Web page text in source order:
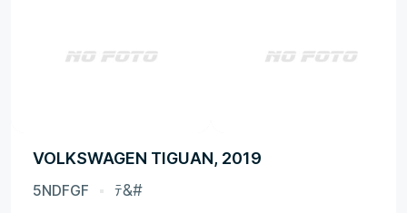
VOLKSWAGEN TIGUAN, 2019
5NDFGF ﾃ&#